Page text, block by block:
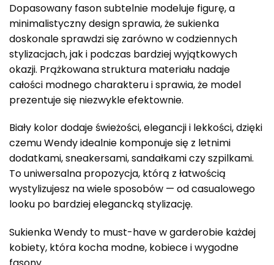
Dopasowany fason subtelnie modeluje figurę, a
minimalistyczny design sprawia, że sukienka
doskonale sprawdzi się zarówno w codziennych
stylizacjach, jak i podczas bardziej wyjątkowych
okazji. Prążkowana struktura materiału nadaje
całości modnego charakteru i sprawia, że model
prezentuje się niezwykle efektownie.
Biały kolor dodaje świeżości, elegancji i lekkości, dzięki
czemu Wendy idealnie komponuje się z letnimi
dodatkami, sneakersami, sandałkami czy szpilkami.
To uniwersalna propozycja, którą z łatwością
wystylizujesz na wiele sposobów — od casualowego
looku po bardziej elegancką stylizację.
Sukienka Wendy to must-have w garderobie każdej
kobiety, która kocha modne, kobiece i wygodne